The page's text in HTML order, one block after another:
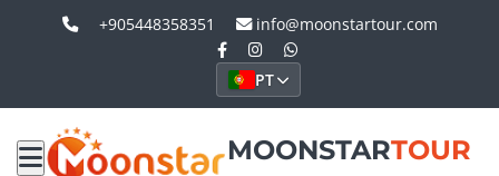
+905448358351 info@moonstartour.com
PT
MOONSTARTOUR